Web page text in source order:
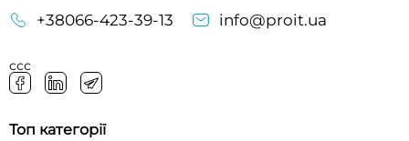
+38066-423-39-13
info@proit.ua
ссс
Топ категорії